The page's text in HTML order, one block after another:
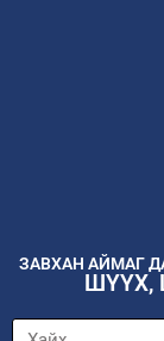
ЗАВХАН АЙМАГ
ШҮҮХ,